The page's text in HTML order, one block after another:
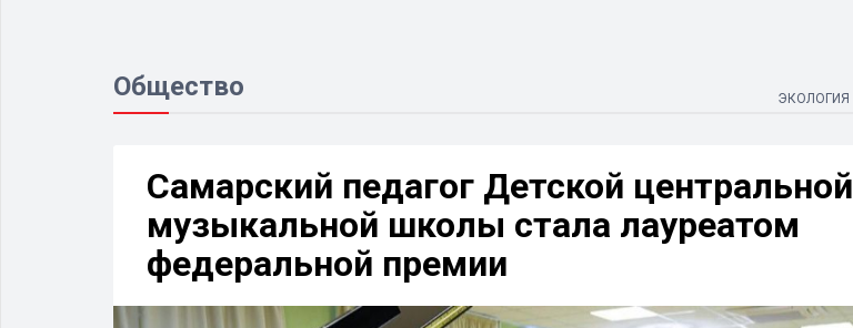
Общество ЭКОЛОГИЯ
Самарский педагог Детской центральной
музыкальной школы стала лауреатом
федеральной премии